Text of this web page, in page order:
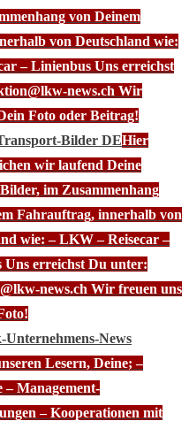
von Deinem
von Deutschland wie:
– Linienbus Uns erreichst
news.ch Wir
Foto oder Beitrag!
Bilder DEHier
wir laufend Deine
im Zusammenhang
Fahrauftrag, innerhalb von
wie: – LKW – Reisecar –
Uns erreichst Du unter:
news.ch Wir freuen uns
News
Lesern, Deine; –
– Management-
– Kooperationen mit